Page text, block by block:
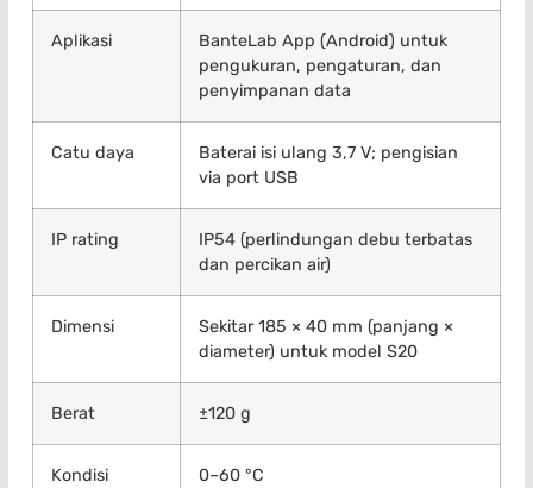
Aplikasi
BanteLab App (Android) untuk
pengukuran, pengaturan, dan
penyimpanan data
Catu daya
Baterai isi ulang 3,7 V; pengisian
via port USB
IP rating
IP54 (perlindungan debu terbatas
dan percikan air)
Dimensi
Sekitar 185 × 40 mm (panjang ×
diameter) untuk model S20
Berat ±120 g
Kondisi
0–60 °C